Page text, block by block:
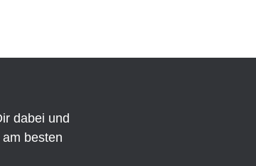
dabei und
besten